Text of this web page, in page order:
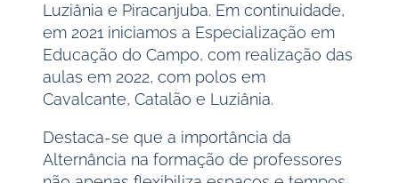
Luziânia e Piracanjuba. Em continuidade,
em 2021 iniciamos a Especialização em
Educação do Campo, com realização das
aulas em 2022, com polos em
Cavalcante, Catalão e Luziânia.
Destaca-se que a importância da
Alternância na formação de professores